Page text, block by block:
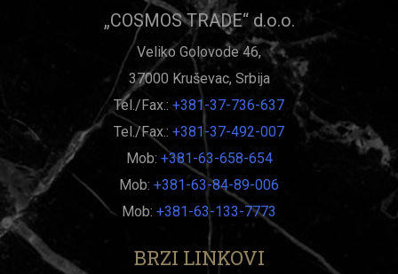
„COSMOS TRADE“ d.o.o.
Veliko Golovode 46,
37000 Kruševac, Srbija
Tel./Fax.: +381-37-736-637
Tel./Fax.: +381-37-492-007
Mob: +381-63-658-654
Mob: +381-63-84-89-006
Mob: +381-63-133-7773
BRZI LINKOVI